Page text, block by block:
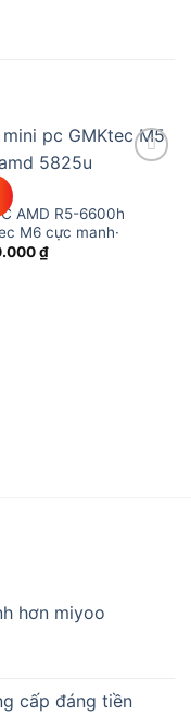
AMD R5-6600h
M6 cực manh·
₫
hơn miyoo
cấp đáng tiền